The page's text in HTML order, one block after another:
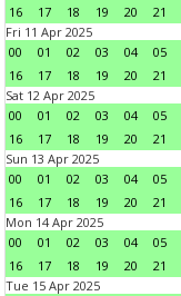
16
17 18 19 20 21
Fri 11 Apr 2025
00
01 02 03 04 05
16
17 18 19 20 21
Sat 12 Apr 2025
00
01 02 03 04 05
16
17 18 19 20 21
Sun 13 Apr 2025
00
01 02 03 04 05
16
17 18 19 20 21
Mon 14 Apr 2025
00
01 02 03 04 05
16
17 18 19 20 21
Tue 15 Apr 2025